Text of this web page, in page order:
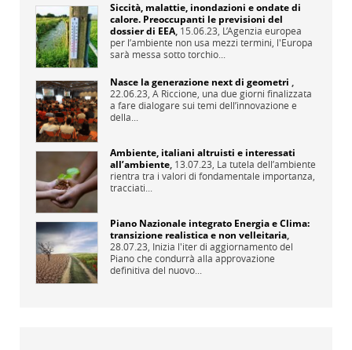
Siccità, malattie, inondazioni e ondate di
calore. Preoccupanti le previsioni del
dossier di EEA, 15.06.23, L’Agenzia europea
per l’ambiente non usa mezzi termini, l'Europa
sarà messa sotto torchio...
Nasce la generazione next di geometri ,
22.06.23, A Riccione, una due giorni finalizzata
a fare dialogare sui temi dell’innovazione e
della...
Ambiente, italiani altruisti e interessati
all’ambiente, 13.07.23, La tutela dell’ambiente
rientra tra i valori di fondamentale importanza,
tracciati...
Piano Nazionale integrato Energia e Clima:
transizione realistica e non velleitaria,
28.07.23, Inizia l'iter di aggiornamento del
Piano che condurrà alla approvazione
definitiva del nuovo...